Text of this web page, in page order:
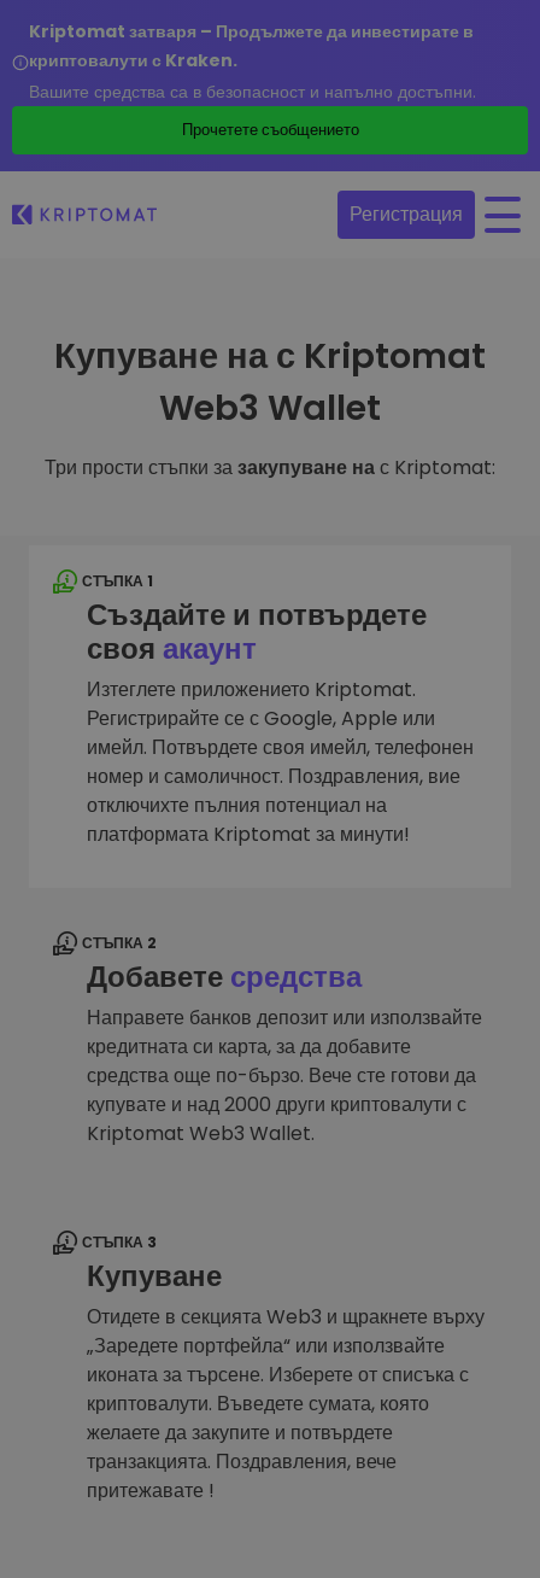
Kriptomat затваря – Продължете да инвестирате в
криптовалути с Kraken.
Вашите средства са в безопасност и напълно достъпни.
Прочетете съобщението
Регистрация
Купуване на с Kriptomat
Web3 Wallet
Три прости стъпки зазакупуване нас Kriptomat:
СТЪПКА 1
Създайте и потвърдете
своя акаунт
Изтеглете приложението Kriptomat.
Регистрирайте се с Google, Apple или
имейл. Потвърдете своя имейл, телефонен
номер и самоличност. Поздравления, вие
отключихте пълния потенциал на
платформата Kriptomat за минути!
СТЪПКА 2
Добавете средства
Направете банков депозит или използвайте
кредитната си карта, за да добавите
средства още по-бързо. Вече сте готови да
купувате и над 2000 други криптовалути с
Kriptomat Web3 Wallet.
СТЪПКА 3
Купуване
Отидете в секцията Web3 и щракнете върху
„Заредете портфейла“ или използвайте
иконата за търсене. Изберете от списъка с
криптовалути. Въведете сумата, която
желаете да закупите и потвърдете
транзакцията. Поздравления, вече
притежавате !